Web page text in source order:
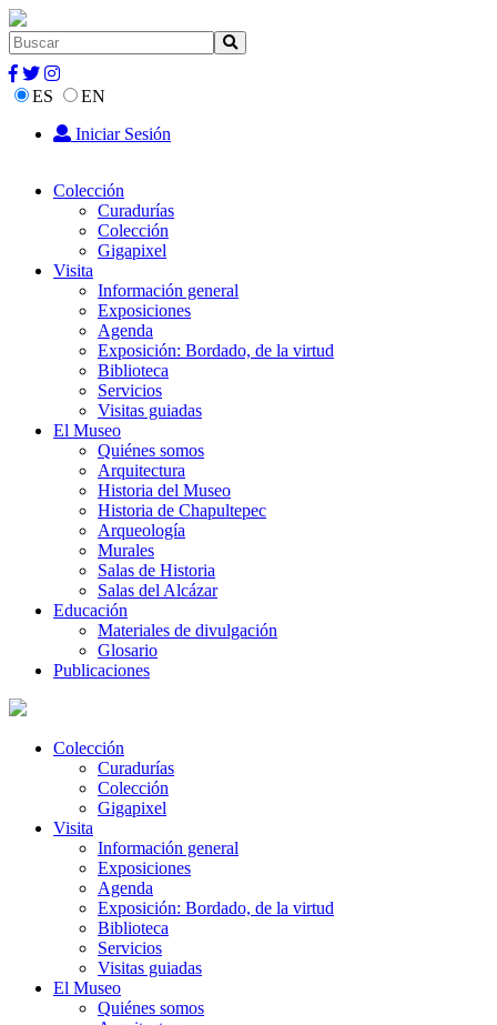
ES
EN
Iniciar Sesión
Colección
Curadurías
Colección
Gigapixel
Visita
Información general
Exposiciones
Agenda
Exposición: Bordado, de la virtud
Biblioteca
Servicios
Visitas guiadas
El Museo
Quiénes somos
Arquitectura
Historia del Museo
Historia de Chapultepec
Arqueología
Murales
Salas de Historia
Salas del Alcázar
Educación
Materiales de divulgación
Glosario
Publicaciones
Colección
Curadurías
Colección
Gigapixel
Visita
Información general
Exposiciones
Agenda
Exposición: Bordado, de la virtud
Biblioteca
Servicios
Visitas guiadas
El Museo
Quiénes somos